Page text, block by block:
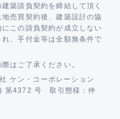
築請負契約を締結して頂く
売買契約後、建築設計の協
この請負契約が成立しない
、手付金等は全額無条件で
はご了承ください。
ケン・コーポレーション
第4372 号 取引態様：仲